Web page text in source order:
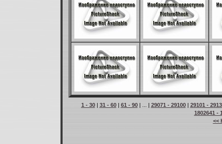
1 - 30| 31 - 60| 61 - 90| ... | 29071 - 29100| 29101 -
1802641 -
<<